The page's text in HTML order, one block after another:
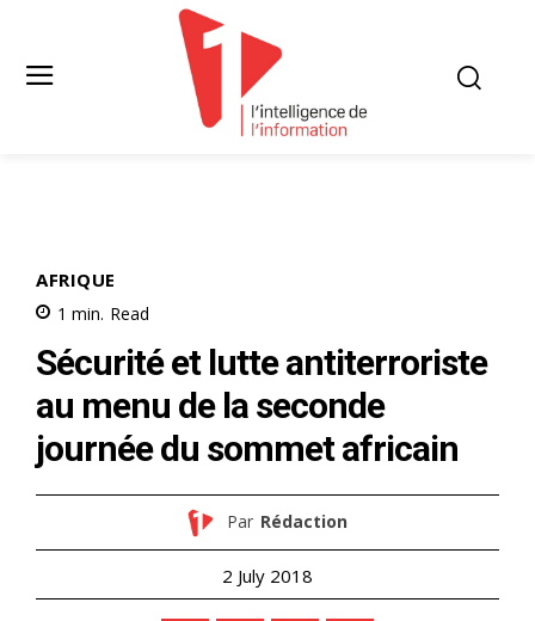
AFRIQUE
1 min. Read
Sécurité et lutte antiterroriste
au menu de la seconde
journée du sommet africain
Par Rédaction
2 July 2018